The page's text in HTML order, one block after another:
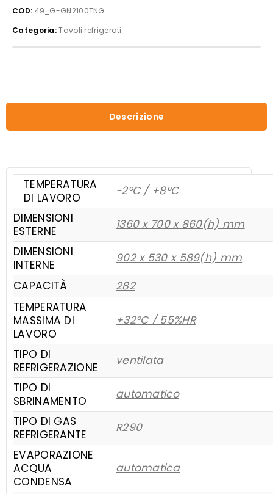
Tavolo
G-
GN2100TNG
COD: 49_G-GN2100TNG
Categoria:Tavoli refrigerati
Descrizione
TEMPERATURA
DI LAVORO
-2°C / +8°C
DIMENSIONI
ESTERNE
1360 x 700 x 860(h) mm
DIMENSIONI
INTERNE
902 x 530 x 589(h) mm
CAPACITÀ
282
TEMPERATURA
MASSIMA DI
LAVORO
+32°C / 55%HR
TIPO DI
REFRIGERAZIONE
ventilata
TIPO DI
SBRINAMENTO
automatico
TIPO DI GAS
REFRIGERANTE
R290
EVAPORAZIONE
ACQUA
CONDENSA
automatica